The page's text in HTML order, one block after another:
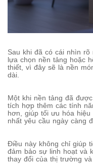
Sau khi đã có cái nhìn
lựa chọn nền tảng hoặc
thiết, vì đây sẽ là nền
dài.
Một khi nền tảng đã
tích hợp thêm các tính
hơn, giúp tối ưu hóa
nhất yêu cầu ngày càng
Điều này không chỉ giúp
đảm bảo sự linh hoạt và
thay đổi của thị trường